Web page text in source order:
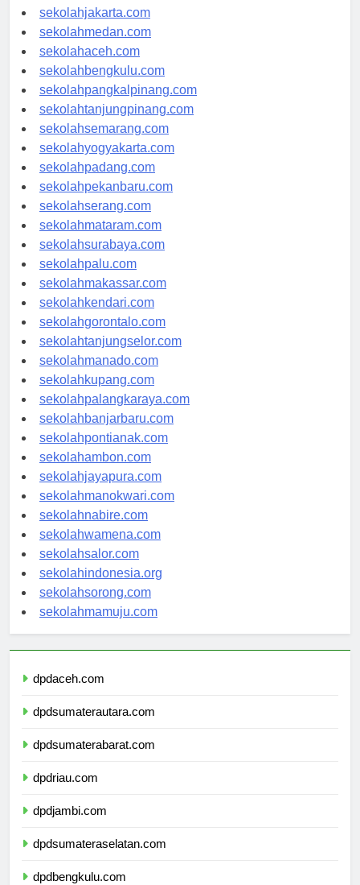
sekolahdenpasar.com
sekolahjakarta.com
sekolahmedan.com
sekolahaceh.com
sekolahbengkulu.com
sekolahpangkalpinang.com
sekolahtanjungpinang.com
sekolahsemarang.com
sekolahyogyakarta.com
sekolahpadang.com
sekolahpekanbaru.com
sekolahserang.com
sekolahmataram.com
sekolahsurabaya.com
sekolahpalu.com
sekolahmakassar.com
sekolahkendari.com
sekolahgorontalo.com
sekolahtanjungselor.com
sekolahmanado.com
sekolahkupang.com
sekolahpalangkaraya.com
sekolahbanjarbaru.com
sekolahpontianak.com
sekolahambon.com
sekolahjayapura.com
sekolahmanokwari.com
sekolahnabire.com
sekolahwamena.com
sekolahsalor.com
sekolahindonesia.org
sekolahsorong.com